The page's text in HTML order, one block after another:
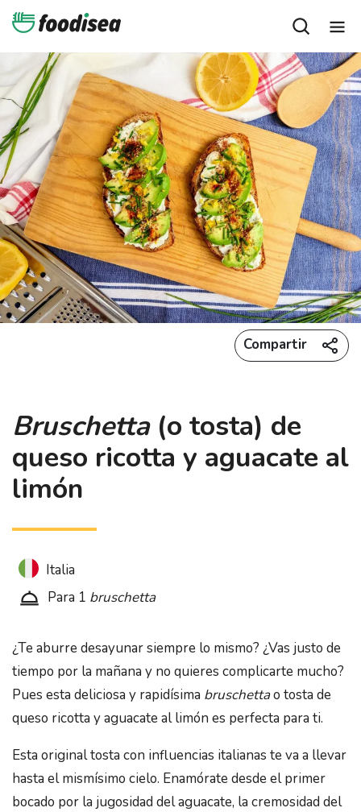
Compartir
Bruschetta(o tosta) de
queso ricotta y aguacate al
limón
Italia
Para 1 bruschetta
¿Te aburre desayunar siempre lo mismo? ¿Vas justo de
tiempo por la mañana y no quieres complicarte mucho?
Pues esta deliciosa y rapidísima bruschettao tosta de
queso ricotta y aguacate al limón es perfecta para ti.
Esta original tosta con influencias italianas te va a llevar
hasta el mismísimo cielo. Enamórate desde el primer
bocado por la jugosidad del aguacate, la cremosidad del